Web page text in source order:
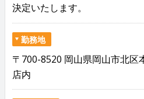
決定いたします。
勤務地
〒700-8520 岡山県岡山市北区
店内